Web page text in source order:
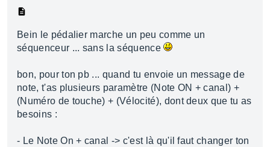
Bein le pédalier marche un peu comme un
séquenceur ... sans la séquence
bon, pour ton pb ... quand tu envoie un message de
note, t'as plusieurs paramètre (Note ON + canal) +
(Numéro de touche) + (Vélocité), dont deux que tu as
besoins :
- Le Note On + canal -> c'est là qu'il faut changer ton